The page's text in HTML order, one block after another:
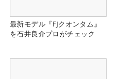
最新モデル『FJクオンタム』
を石井良介プロがチェック